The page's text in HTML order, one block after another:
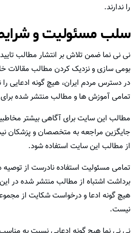
را ندارند.
سلب مسئولیت و
نی نی نما ضمن تلاش بر انتشار مطالب
بومی سازی و نزدیک کردن مطالب مقالات
در دسترس مردم ایران، هیچ گونه ادعایی
تمامی آموزش ها و مطالب منتشر شده برای
مطالب این سایت برای آگاهی بیشتر
جایگزین مراجعه به متخصصان و پزشکان
از مطالب این سایت استفاده شود.
تمامی مسئولیت استفاده نادرست از توصیه
برداشت اشتباه از مطالب منتشر شده در
هیچ گونه ادعا و درخواست شکایت از
نیست.